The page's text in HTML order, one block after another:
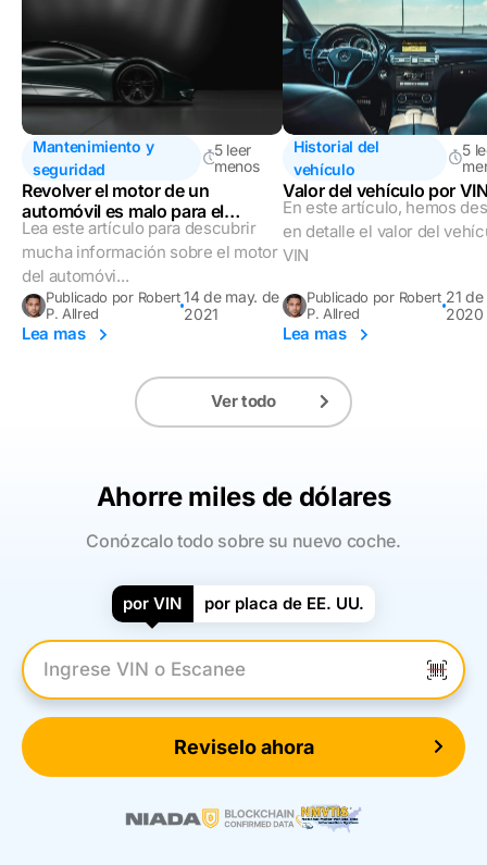
Mantenimiento y
seguridad
5 leer
menos
Revolver el motor de un
automóvil es malo para el
automóvil?
Lea este artículo para descubrir
mucha información sobre el motor
del automóvi...
Publicado por Robert
P. Allred
14 de may. de
2021
Lea mas
Historial del
vehículo
5
Valor del vehículo por
En este artículo, hemos
en detalle el valor del
VIN
Publicado por Robert
P. Allred
21
2020
Lea mas
Ver todo
Ahorre miles de dólares
Conózcalo todo sobre su nuevo coche.
por VIN por placa de EE. UU.
Introduzca el VIN
Reviselo ahora